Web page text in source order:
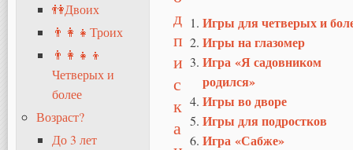
Игры для четверых и
Игры на глазомер
Игра «Я садовником
родился»
Игры во дворе
Игры для подростков
Игра «Сабже»
👫Двоих
👨‍👩‍👧Троих
👨‍👩‍👧‍👦
Четверых и
более
Возраст?
До 3 лет